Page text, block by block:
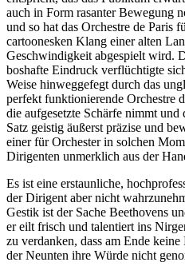
auch in Form rasanter Bewegung
und so hat das Orchestre de Paris
cartoonesken Klang einer alten
Geschwindigkeit abgespielt wird.
boshafte Eindruck verflüchtigte
Weise hinweggefegt durch das
perfekt funktionierende Orchestre
die aufgesetzte Schärfe nimmt
Satz geistig äußerst präzise und
einer für Orchester in solchen
Dirigenten unmerklich aus der
Es ist eine erstaunliche,
der Dirigent aber nicht
Gestik ist der Sache Beethovens
er eilt frisch und talentiert ins
zu verdanken, dass am Ende
der Neunten ihre Würde nicht